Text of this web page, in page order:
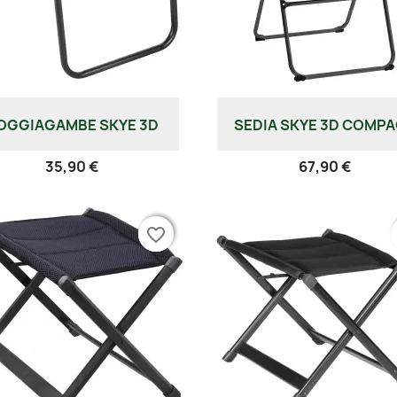
SKYE 3D
35,90 €
SEDIA SKYE 3D
67,90 €
favorite_border
favorite_border